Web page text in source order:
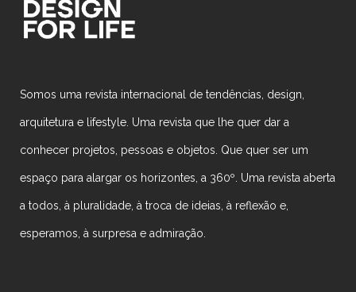
Somos uma revista internacional de tendências, design,
arquitetura e lifestyle. Uma revista que lhe quer dar a
conhecer projetos, pessoas e objetos. Que quer ser um
espaço para alargar os horizontes, a 360º. Uma revista aberta
a todos, à pluralidade, à troca de ideias, à reflexão e,
esperamos, à surpresa e admiração.